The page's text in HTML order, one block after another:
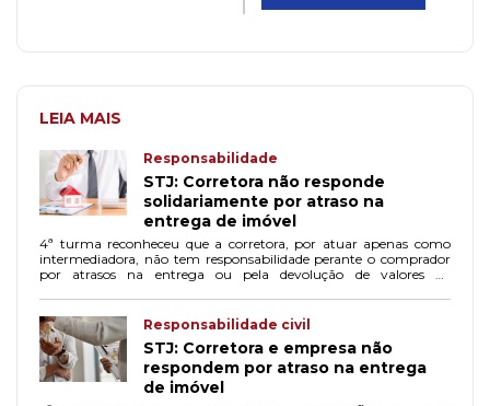
LEIA MAIS
Responsabilidade
STJ: Corretora não responde
solidariamente por atraso na
entrega de imóvel
4ª turma reconheceu que a corretora, por atuar apenas como
intermediadora, não tem responsabilidade perante o comprador
por atrasos na entrega ou pela devolução de valores da
Responsabilidade civil
STJ: Corretora e empresa não
respondem por atraso na entrega
de imóvel